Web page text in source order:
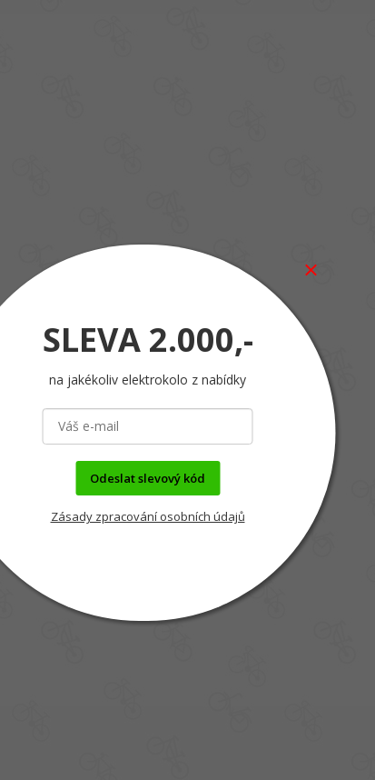
SLEVA 2.000,-
na jakékoliv elektrokolo z nabídky
Odeslat slevový kód
Zásady zpracování osobních údajů